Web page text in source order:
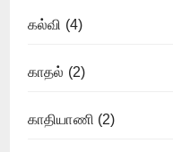
கல்வி (4)
காதல் (2)
காதியாணி (2)